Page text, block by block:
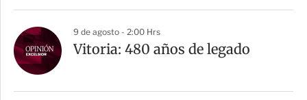
9 de agosto - 2:00 Hrs
Vitoria: 480 años de legado